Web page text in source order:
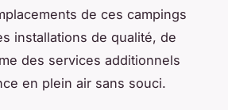
de ces campings
installations de qualité, de
des services additionnels
en plein air sans souci.